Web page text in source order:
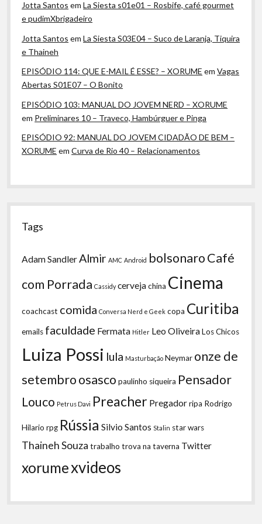
Jotta Santos emLa Siesta s01e01 – Rosbife, café gourmet
e pudimXbrigadeiro
Jotta Santos emLa Siesta S03E04 – Suco de Laranja, Tiquira
e Thaineh
EPISÓDIO 114: QUE E-MAIL É ESSE? – XORUME emVagas
Abertas S01E07 – O Bonito
EPISÓDIO 103: MANUAL DO JOVEM NERD – XORUME
em Preliminares 10 – Traveco, Hambúrguer e Pinga
EPISÓDIO 92: MANUAL DO JOVEM CIDADÃO DE BEM –
XORUME emCurva de Rio 40 – Relacionamentos
Tags
Adam Sandler Almir AMC Android bolsonaroCafé
com Porrada Cassidy cervejachina Cinema
coachcast comida Conversa Nerd e Geek copa Curitiba
emails faculdade Fermata Hitler Leo OliveiraLos Chicos
Luiza Possi lula Masturbação Neymar onze de
setembroosasco paulinho siqueira Pensador
Louco Petrus Davi Preacher Pregadorripa Rodrigo
Hilario rpg Rússia Silvio Santos Stalin star wars
Thaineh Souza trabalho trova na taverna Twitter
xorumexvideos